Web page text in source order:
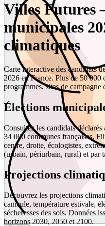
Villes Futures
municipales
climatiques
Carte interactive des candidats
2026 en France. Plus de 50 000
programmes, sites de campagne
Élections
Consultez les candidats
34 000 communes françaises.
centre, droite, écologistes,
(urbain, périurbain, rural) et par
Projections
Découvrez les projections
canicule, température estivale,
sécheresses des sols. Données
horizons 2030, 2050 et 2100.